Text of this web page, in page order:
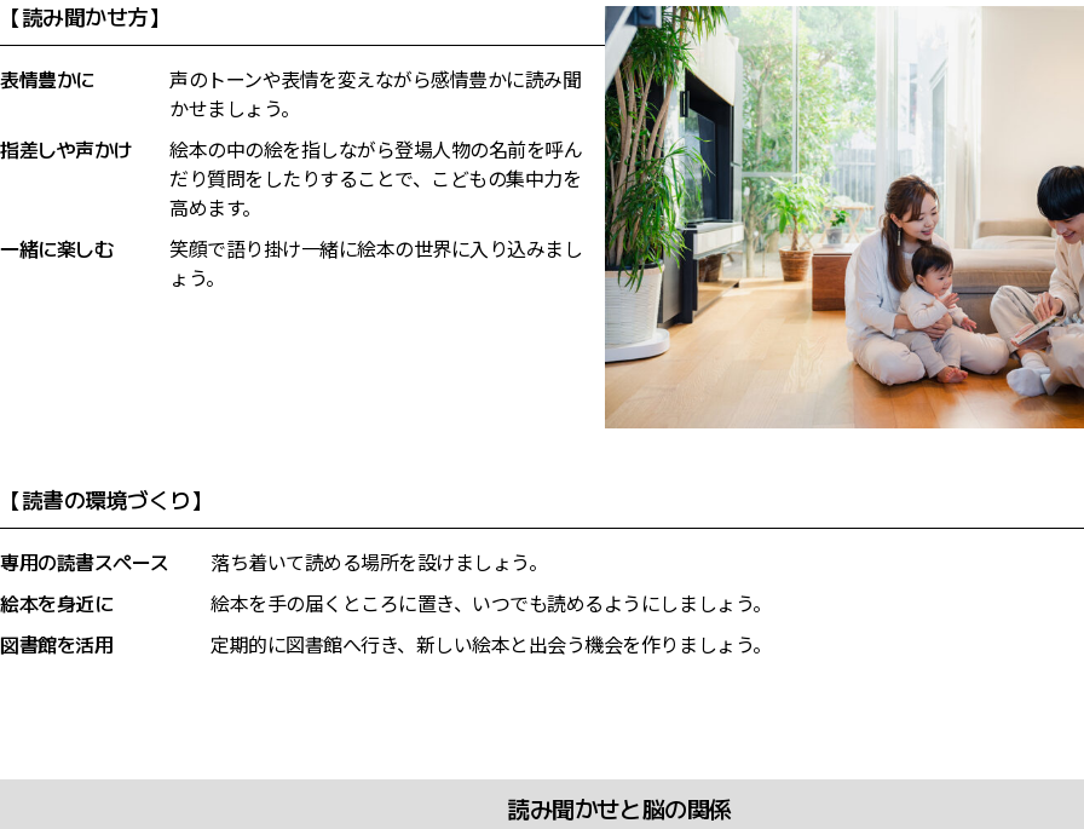
【読み聞かせ方】
表情豊かに
声のトーンや表情を変えながら感情豊かに読み聞
かせましょう。
指差しや声かけ
絵本の中の絵を指しながら登場人物の名前を呼ん
だり質問をしたりすることで、こどもの集中力を
高めます。
一緒に楽しむ
笑顔で語り掛け一緒に絵本の世界に入り込みまし
ょう。
【読書の環境づくり】
専用の読書スペース
落ち着いて読める場所を設けましょう。
絵本を身近に
絵本を手の届くところに置き、いつでも読めるようにしましょう。
図書館を活用
定期的に図書館へ行き、新しい絵本と出会う機会を作りましょう。
読み聞かせと脳の関係